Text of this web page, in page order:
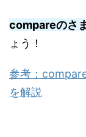
compareのさ
ょう！
参考：
を解説